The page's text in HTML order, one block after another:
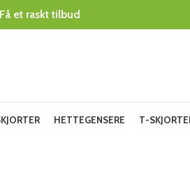
et raskt tilbud
HETTEGENSERE T-